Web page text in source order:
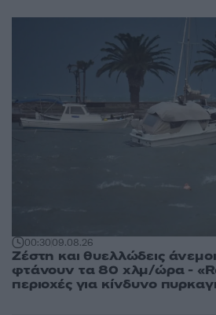
00:3009.08.26
Ζέστη και θυελλώδεις
φτάνουν τα 80 χλμ/ώρα -
περιοχές για κίνδυνο